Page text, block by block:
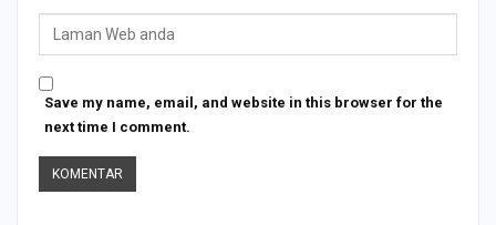
Save my name, email, and website in this browser for the
next time I comment.